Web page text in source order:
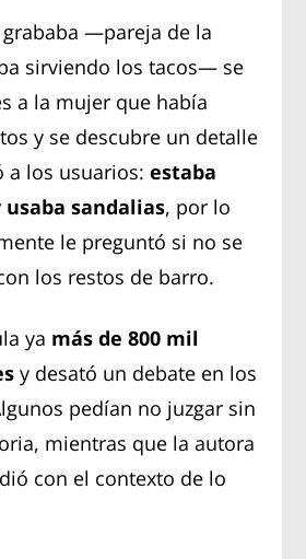
—pareja de la
sirviendo los tacos— se
a la mujer que había
y se descubre un detalle
a los usuarios:estaba
sandalias, por lo
le preguntó si no se
los restos de barro.
ya más de 800 mil
y desató un debate en los
pedían no juzgar sin
mientras que la autora
con el contexto de lo